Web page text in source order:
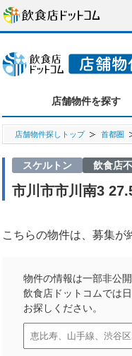
店舗物件を探す
店舗物件探しトップ 首都圏
スケルトン 飲食店
市川市市川南3
こちらの物件は、募集が
物件の情報は一部非公
飲食店ドットコムでは
お探しください。